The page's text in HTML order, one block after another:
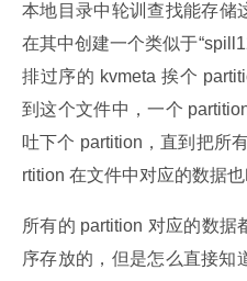
本地目录中轮训查找能存储
在其中创建一个类似于
排过序的 kvmeta 挨个
到这个文件中，一个
吐下个 partition，直到把所
rtition 在文件中对应的数据也
所有的 partition 对应的数据
序存放的，但是怎么直接知